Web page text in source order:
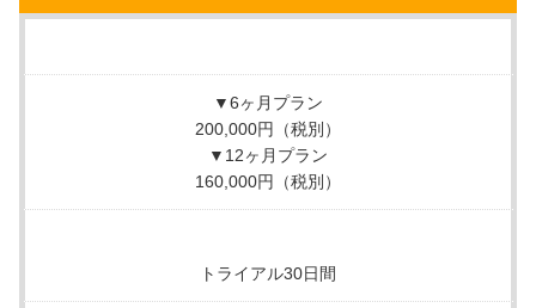
▼6ヶ月プラン
200,000円（税別）
▼12ヶ月プラン
160,000円（税別）
トライアル30日間